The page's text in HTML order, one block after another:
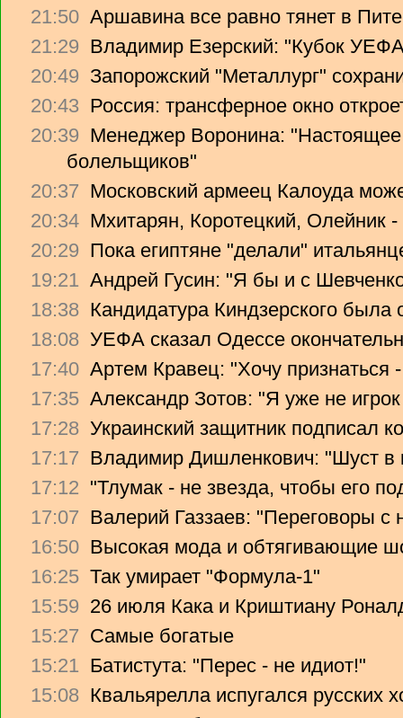
21:50 Аршавина все равно тянет в
21:29 Владимир Езерский: "Кубок
20:49 Запорожский "Металлург"
20:43 Россия: трансферное окно
20:39 Менеджер Воронина: "Настоящее
болельщиков"
20:37 Московский армеец Калоуда
20:34 Мхитарян, Коротецкий, Олейник -
20:29 Пока египтяне "делали"
19:21 Андрей Гусин: "Я бы и с
18:38 Кандидатура Киндзерского была
18:08 УЕФА сказал Одессе
17:40 Артем Кравец: "Хочу признаться
17:35 Александр Зотов: "Я уже не
17:28 Украинский защитник подписал
17:17 Владимир Дишленкович: "Шуст в
17:12 "Тлумак - не звезда, чтобы его
17:07 Валерий Газзаев: "Переговоры с
16:50 Высокая мода и обтягивающие
16:25 Так умирает "Формула-1"
15:59 26 июля Кака и Криштиану
15:27 Самые богатые
15:21 Батистута: "Перес - не идиот!"
15:08 Квальярелла испугался русских